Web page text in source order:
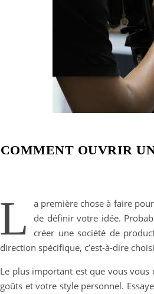
COMMENT OUVRIR
L
a première chose à faire
de définir votre idée.
créer une société de
direction spécifique, c’est-à-dire
Le plus important est que vous vous
goûts et votre style personnel.